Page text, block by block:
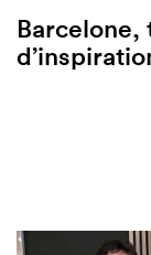
Barcelone,